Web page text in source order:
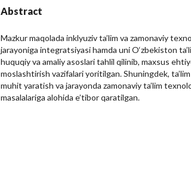
Abstract
Mazkur maqolada inklyuziv ta’lim va zamonaviy
jarayoniga integratsiyasi hamda uni O‘zbekiston
huquqiy va amaliy asoslari tahlil qilinib, maxsus
moslashtirish vazifalari yoritilgan. Shuningdek,
muhit yaratish va jarayonda zamonaviy ta’lim
masalalariga alohida e’tibor qaratilgan.